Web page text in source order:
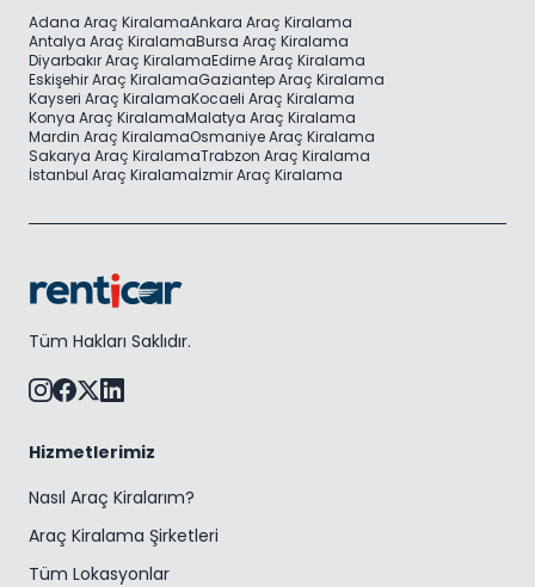
Adana Araç KiralamaAnkara Araç Kiralama
Antalya Araç KiralamaBursa Araç Kiralama
Diyarbakır Araç KiralamaEdirne Araç Kiralama
Eskişehir Araç KiralamaGaziantep Araç Kiralama
Kayseri Araç KiralamaKocaeli Araç Kiralama
Konya Araç KiralamaMalatya Araç Kiralama
Mardin Araç KiralamaOsmaniye Araç Kiralama
Sakarya Araç KiralamaTrabzon Araç Kiralama
İstanbul Araç Kiralamaİzmir Araç Kiralama
Tüm Hakları Saklıdır.
Hizmetlerimiz
Nasıl Araç Kiralarım?
Araç Kiralama Şirketleri
Tüm Lokasyonlar